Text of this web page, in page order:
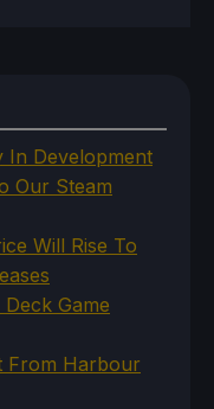
In Development
Our Steam
Will Rise To
Game
From Harbour